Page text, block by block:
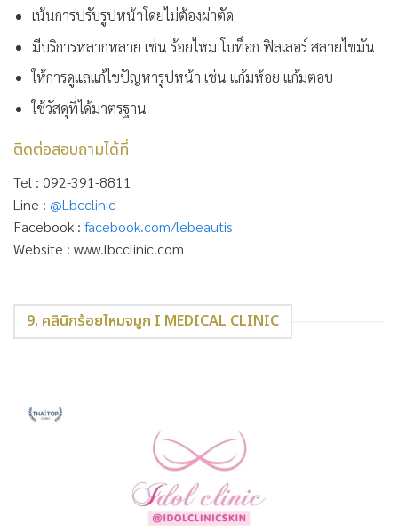
เน้นการปรับรูปหน้าโดยไม่ต้องผ่าตัด
มีบริการหลากหลาย เช่น ร้อยไหม โบท็อก ฟิลเลอร์ สลายไขมัน
ให้การดูแลแก้ไขปัญหารูปหน้า เช่น แก้มห้อย แก้มตอบ
ใช้วัสดุที่ได้มาตรฐาน
ติดต่อสอบถามได้ที่
Tel : 092-391-8811
Line : @Lbcclinic
Facebook : facebook.com/lebeautis
Website : www.lbcclinic.com
9. คลินิกร้อยไหมจมูก I MEDICAL CLINIC